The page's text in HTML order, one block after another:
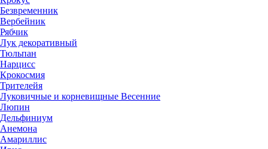
Безвременник
Вербейник
Рябчик
Лук декоративный
Тюльпан
Нарцисс
Крокосмия
Трителейя
Луковичные и корневищные Весенние
Люпин
Дельфиниум
Анемона
Амариллис